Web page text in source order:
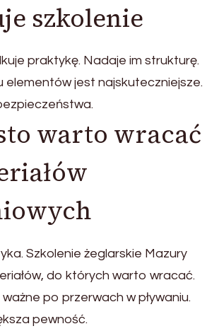
szkolenie
praktykę. Nadaje im strukturę.
elementów jest najskuteczniejsze.
warto wracać
Szkolenie żeglarskie Mazury
do których warto wracać.
po przerwach w pływaniu.
pewność.